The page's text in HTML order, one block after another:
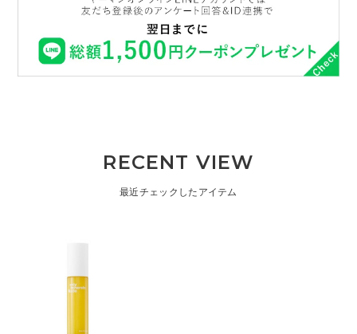
RECENT VIEW
最近チェックしたアイテム